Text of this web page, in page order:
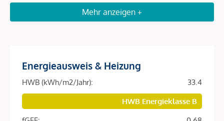
modernste Gebäudetechnik und nachhaltige
Energieeffizienz auf höchstem Niveau.
privaten Gärten, weitläufigen Terrassen oder eleganten
durchdachte Grundrisse schaffen ein Wohngefühl der
Mehr anzeigen +
Energieausweis & Heizung
HWB (kWh/m2/Jahr):
33.4
HWB Energieklasse B